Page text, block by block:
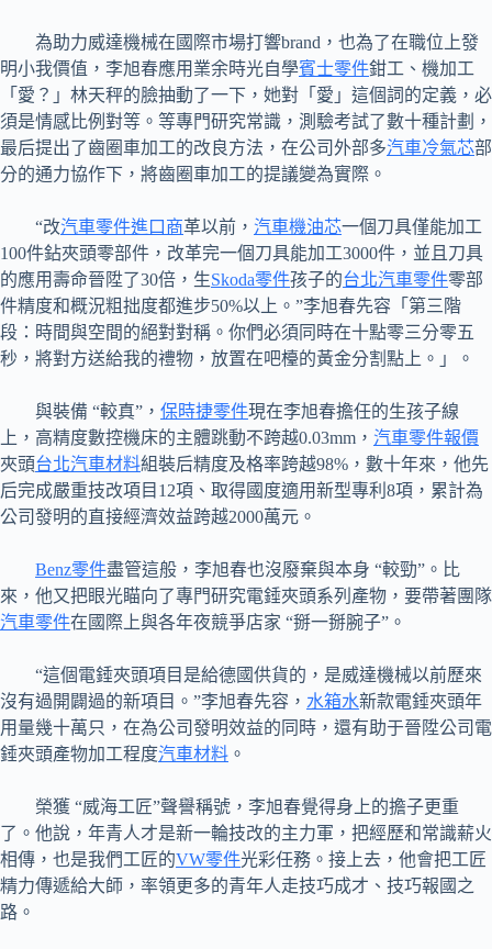
為助力威達機械在國際市場打響brand，也為了在職位上發
明小我價值，李旭春應用業余時光自學賓士零件鉗工、機加工
「愛？」林天秤的臉抽動了一下，她對「愛」這個詞的定義，必
須是情感比例對等。等專門研究常識，測驗考試了數十種計劃，
最后提出了齒圈車加工的改良方法，在公司外部多汽車冷氣芯部
分的通力協作下，將齒圈車加工的提議變為實際。
“改汽車零件進口商革以前， 汽車機油芯一個刀具僅能加工
100件鉆夾頭零部件，改革完一個刀具能加工3000件，並且刀具
的應用壽命晉陞了30倍，生Skoda零件孩子的台北汽車零件零部
件精度和概況粗拙度都進步50%以上。”李旭春先容「第三階
段：時間與空間的絕對對稱。你們必須同時在十點零三分零五
秒，將對方送給我的禮物，放置在吧檯的黃金分割點上。」。
與裝備 “較真”， 保時捷零件現在李旭春擔任的生孩子線
上，高精度數控機床的主體跳動不跨越0.03mm， 汽車零件報價
夾頭台北汽車材料組裝后精度及格率跨越98%，數十年來，他先
后完成嚴重技改項目12項、取得國度適用新型專利8項，累計為
公司發明的直接經濟效益跨越2000萬元。
Benz零件盡管這般，李旭春也沒廢棄與本身 “較勁”。比
來，他又把眼光瞄向了專門研究電錘夾頭系列產物，要帶著團隊
汽車零件在國際上與各年夜競爭店家 “掰一掰腕子”。
“這個電錘夾頭項目是給德國供貨的，是威達機械以前歷來
沒有過開闢過的新項目。”李旭春先容， 水箱水新款電錘夾頭年
用量幾十萬只，在為公司發明效益的同時，還有助于晉陞公司電
錘夾頭產物加工程度汽車材料 。
榮獲 “威海工匠”聲譽稱號，李旭春覺得身上的擔子更重
了。他說，年青人才是新一輪技改的主力軍，把經歷和常識薪火
相傳，也是我們工匠的VW零件光彩任務。接上去，他會把工匠
精力傳遞給大師，率領更多的青年人走技巧成才、技巧報國之
路。